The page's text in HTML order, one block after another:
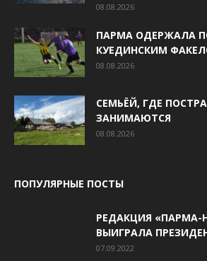
08.08.2026
ПАРМА ОДЕРЖАЛА
КУЕДИНСКИМ
08.08.2026
СЕМЬЁЙ, ГДЕ
ЗАНИМАЮТСЯ
08.08.2026
ПОПУЛЯРНЫЕ ПОСТЫ
РЕДАКЦИЯ «ПАРМА-
ВЫИГРАЛА
07.09.2022